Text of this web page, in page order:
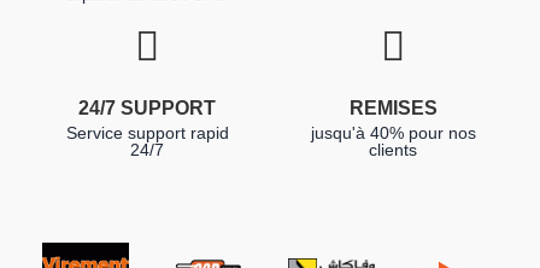
24/7 SUPPORT
Service support rapid
24/7
REMISES
jusqu'à 40% pour nos
clients